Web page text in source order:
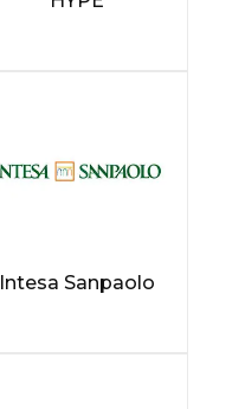
Intesa Sanpaolo